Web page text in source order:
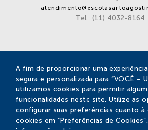
A fim de proporcionar uma
segura e personalizada para “VOCÊ –
utilizamos cookies para permitir
funcionalidades neste site. Utilize as
configurar suas preferências quanto à
cookies em “Preferências de
Tel.: (11) 4032-8164
Escola Santo
Rua Santa Bárbara, 588 – Vila
Bragança Paulista – SP – Cep: